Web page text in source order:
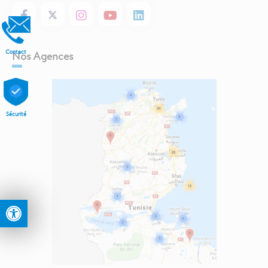
Ouvrir la barre d’outils
Nos Agences
Contact
Sécurité